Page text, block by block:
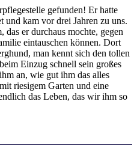
gefunden! Er hatte
und kam vor drei Jahren zu uns.
er durchaus mochte, gegen
eintauschen können. Dort
man kennt sich den tollen
Einzug schnell sein großes
an, wie gut ihm das alles
riesigem Garten und eine
das Leben, das wir ihm so